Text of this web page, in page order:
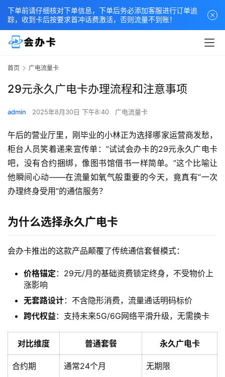
首页 广电流量卡
29元永久广电卡办理流程和注意事项
admin 2025年8月30日 下午8:40 广电流量卡
午后的营业厅里，刚毕业的小林正为选择哪家运营商发愁，
柜台人员笑着递来宣传单：”试试会办卡的29元永久广电卡
吧，没有合约捆绑，像图书馆借书一样简单。”这个比喻让
他瞬间心动——在流量如氧气般重要的今天，竟真有”一次
办理终身受用”的通信服务？
为什么选择永久广电卡
会办卡推出的这款产品颠覆了传统通信套餐模式：
价格锚定 ：29元/月的基础资费锁定终身，不受物价上
涨影响
无套路设计：不含隐形消费，流量通话明码标价
跨代权益：支持未来5G/6G网络平滑升级，无需换卡
对比维度 普通套餐 永久广电卡
合约期 通常24个月 无期限
下单前请仔细核对下单信息，下单后务必添加客服进行订单追
踪，收到卡后按要求首冲话费激活，否则流量不到账！